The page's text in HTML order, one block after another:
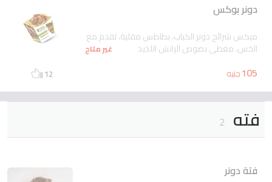
دونر بوكس
ميكس شرائح دونر الكباب، بطاطس مقلية، تقدم مع
الخس، مغطى بصوص الرانش اللذيذ غير متاح
105جنيه 12
فته 2
فتة دونر